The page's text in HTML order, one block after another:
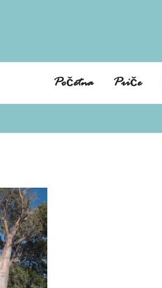
Početna Priče